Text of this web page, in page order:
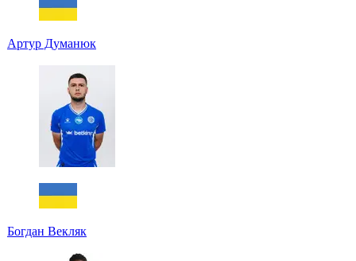
Артур Думанюк
Богдан Векляк